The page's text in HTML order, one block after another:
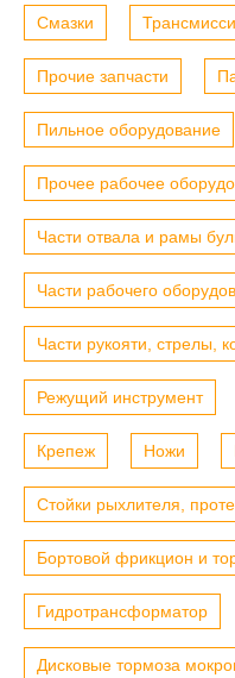
Смазки
Прочие запчасти
Пильное оборудование
Прочее рабочее
Части отвала и рамы
Части рабочего
Части рукояти, стрелы,
Режущий инструмент
Крепеж Ножи
Стойки рыхлителя,
Бортовой фрикцион и
Гидротрансформатор
Дисковые тормоза